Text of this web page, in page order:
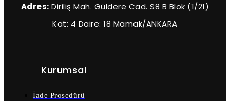
Adres: Diriliş Mah. Güldere Cad. S8 B Blok (1/21)
Kat: 4 Daire: 18 Mamak/ANKARA
Kurumsal
İade Prosedürü